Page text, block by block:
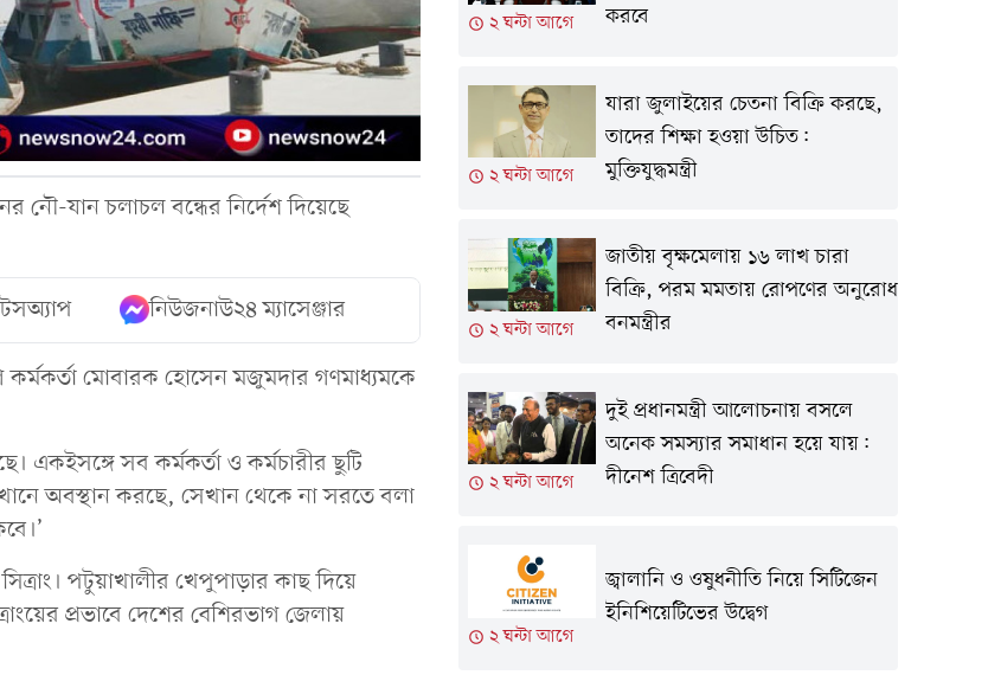
নৌ-যান চলাচল বন্ধের নির্দেশ দিয়েছে
নিউজনাউ২৪ ম্যাসেঞ্জার
মোবারক হোসেন মজুমদার গণমাধ্যমকে
একইসঙ্গে সব কর্মকর্তা ও কর্মচারীর ছুটি
অবস্থান করছে, সেখান থেকে না সরতে বলা
পটুয়াখালীর খেপুপাড়ার কাছ দিয়ে
প্রভাবে দেশের বেশিরভাগ জেলায়
২ ঘন্টা আগে
করবে
২ ঘন্টা আগে
যারা জুলাইয়ের চেতনা বিক্রি করছে,
তাদের শিক্ষা হওয়া উচিত:
মুক্তিযুদ্ধমন্ত্রী
২ ঘন্টা আগে
জাতীয় বৃক্ষমেলায় ১৬ লাখ চারা
বিক্রি, পরম মমতায় রোপণের অনুরোধ
বনমন্ত্রীর
২ ঘন্টা আগে
দুই প্রধানমন্ত্রী আলোচনায় বসলে
অনেক সমস্যার সমাধান হয়ে যায়:
দীনেশ ত্রিবেদী
২ ঘন্টা আগে
জ্বালানি ও ওষুধনীতি নিয়ে সিটিজেন
ইনিশিয়েটিভের উদ্বেগ